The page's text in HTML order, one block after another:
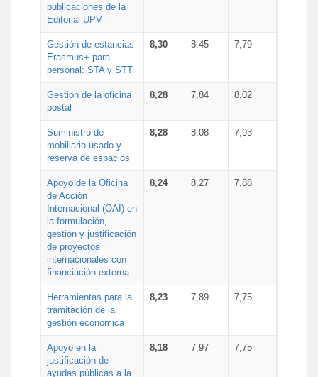
publicaciones de la
Editorial UPV
Gestión de estancias
Erasmus+ para
personal: STA y STT
8,30 8,45 7,79
Gestión de la oficina
postal
8,28 7,84 8,02
Suministro de
mobiliario usado y
reserva de espacios
8,28 8,08 7,93
Apoyo de la Oficina
de Acción
Internacional (OAI) en
la formulación,
gestión y justificación
de proyectos
internacionales con
financiación externa
8,24 8,27 7,88
Herramientas para la
tramitación de la
gestión económica
8,23 7,89 7,75
Apoyo en la
justificación de
ayudas públicas a la
8,18 7,97 7,75